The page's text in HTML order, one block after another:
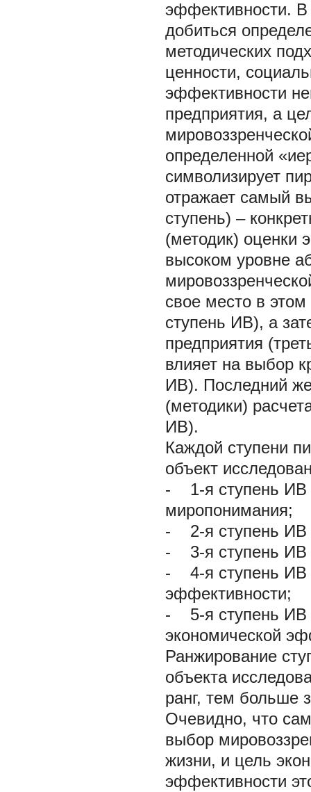
эффективности.
добиться
методических
ценности,
эффективности
предприятия, а
определенной
символизирует
отражает самый
ступень) –
(методик) оценки
высоком уровне
свое место в
ступень ИВ), а
предприятия
влияет на выбор
ИВ). Последний же
(методики)
ИВ).
Каждой ступени
объект
- 1-я ступень ИВ
миропонимания;
- 2-я ступень ИВ
- 3-я ступень ИВ
- 4-я ступень ИВ
эффективности;
- 5-я ступень ИВ
экономической
Ранжирование
объекта
ранг, тем больше
Очевидно, что
выбор
жизни, и цель
эффективности